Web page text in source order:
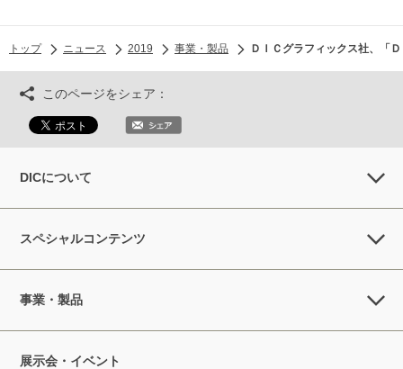
トップ ニュース 2019 事業・製品 ＤＩＣグラフィックス社、「
このページをシェア：
DICについて
スペシャルコンテンツ
事業・製品
展示会・イベント